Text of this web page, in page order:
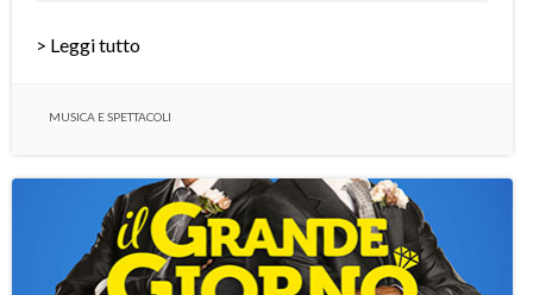
> Leggi tutto
MUSICA E SPETTACOLI